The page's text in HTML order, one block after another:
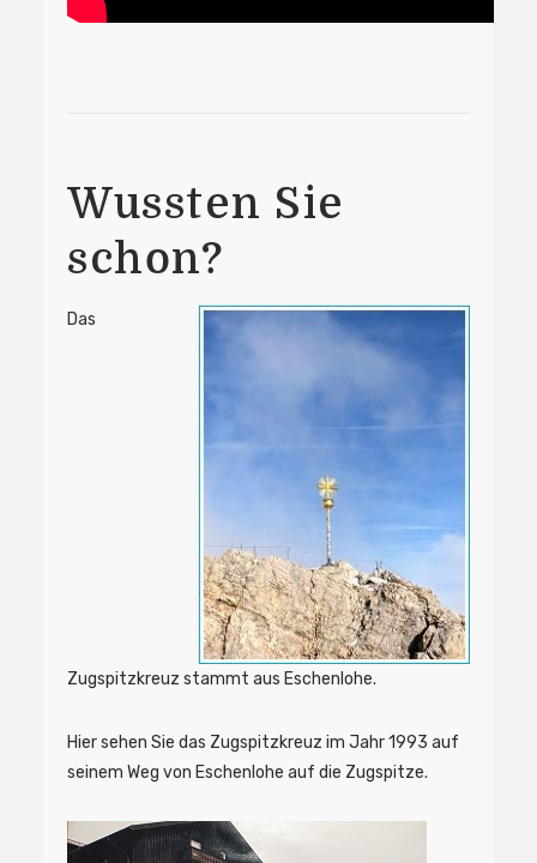
Wussten Sie
schon?
Das
Zugspitzkreuz stammt aus Eschenlohe.
Hier sehen Sie das Zugspitzkreuz im Jahr 1993 auf
seinem Weg von Eschenlohe auf die Zugspitze.